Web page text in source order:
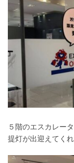
５階のエスカレー
提灯が出迎えてくれ